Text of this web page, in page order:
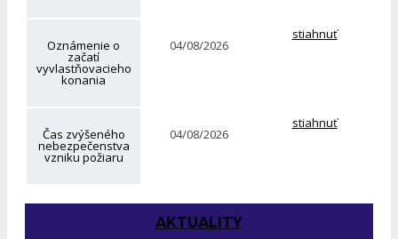
Oznámenie o
začatí
vyvlastňovacieho
konania
04/08/2026
stiahnuť
Čas zvýšeného
nebezpečenstva
vzniku požiaru
04/08/2026
stiahnuť
AKTUALITY